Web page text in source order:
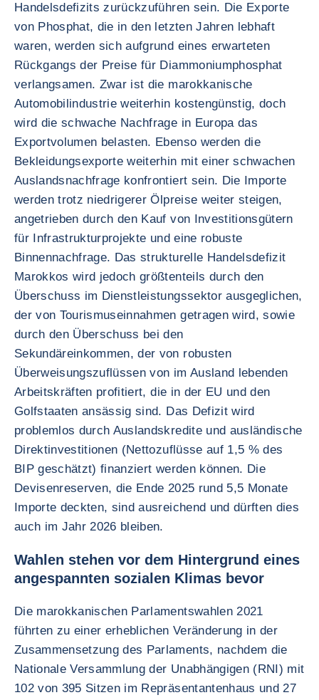
Handelsdefizits zurückzuführen sein. Die Exporte
von Phosphat, die in den letzten Jahren lebhaft
waren, werden sich aufgrund eines erwarteten
Rückgangs der Preise für Diammoniumphosphat
verlangsamen. Zwar ist die marokkanische
Automobilindustrie weiterhin kostengünstig, doch
wird die schwache Nachfrage in Europa das
Exportvolumen belasten. Ebenso werden die
Bekleidungsexporte weiterhin mit einer schwachen
Auslandsnachfrage konfrontiert sein. Die Importe
werden trotz niedrigerer Ölpreise weiter steigen,
angetrieben durch den Kauf von Investitionsgütern
für Infrastrukturprojekte und eine robuste
Binnennachfrage. Das strukturelle Handelsdefizit
Marokkos wird jedoch größtenteils durch den
Überschuss im Dienstleistungssektor ausgeglichen,
der von Tourismuseinnahmen getragen wird, sowie
durch den Überschuss bei den
Sekundäreinkommen, der von robusten
Überweisungszuflüssen von im Ausland lebenden
Arbeitskräften profitiert, die in der EU und den
Golfstaaten ansässig sind. Das Defizit wird
problemlos durch Auslandskredite und ausländische
Direktinvestitionen (Nettozuflüsse auf 1,5 % des
BIP geschätzt) finanziert werden können. Die
Devisenreserven, die Ende 2025 rund 5,5 Monate
Importe deckten, sind ausreichend und dürften dies
auch im Jahr 2026 bleiben.
Wahlen stehen vor dem Hintergrund eines
angespannten sozialen Klimas bevor
Die marokkanischen Parlamentswahlen 2021
führten zu einer erheblichen Veränderung in der
Zusammensetzung des Parlaments, nachdem die
Nationale Versammlung der Unabhängigen (RNI) mit
102 von 395 Sitzen im Repräsentantenhaus und 27